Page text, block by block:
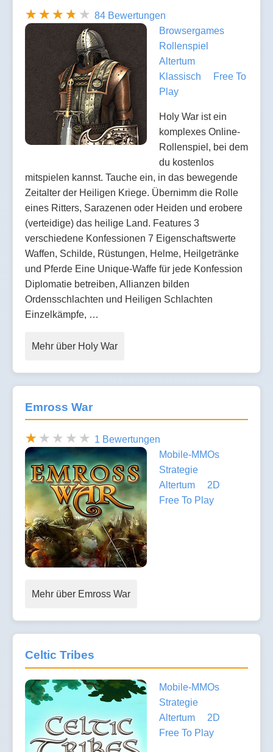
84 Bewertungen
Browsergames
Rollenspiel
Altertum
Klassisch
Free To
Play
Holy War ist ein
komplexes Online-
Rollenspiel, bei dem
du kostenlos
mitspielen kannst. Tauche ein, in das bewegende
Zeitalter der Heiligen Kriege. Übernimm die Rolle
eines Ritters, Sarazenen oder Heiden und erobere
(verteidige) das heilige Land. Features 3
verschiedene Konfessionen 7 Eigenschaftswerte
Waffen, Schilde, Rüstungen, Helme, Heilgetränke
und Pferde Eine Unique-Waffe für jede Konfession
Diplomatie betreiben, Allianzen bilden
Ordensschlachten und Heiligen Schlachten
Einzelkämpfe, …
Mehr über Holy War
Emross War
1 Bewertungen
Mobile-MMOs
Strategie
Altertum
2D
Free To Play
Mehr über Emross War
Celtic Tribes
Mobile-MMOs
Strategie
Altertum
2D
Free To Play